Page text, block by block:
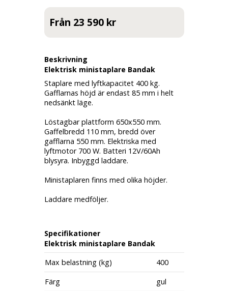
Från 23 590 kr
Beskrivning
Elektrisk ministaplare Bandak
Staplare med lyftkapacitet 400 kg.
Gafflarnas höjd är endast 85 mm i helt
nedsänkt läge.
Löstagbar plattform 650x550 mm.
Gaffelbredd 110 mm, bredd över
gafflarna 550 mm. Elektriska med
lyftmotor 700 W. Batteri 12V/60Ah
blysyra. Inbyggd laddare.
Ministaplaren finns med olika höjder.
Laddare medföljer.
Specifikationer
Elektrisk ministaplare Bandak
Max belastning (kg)
400
Färg
gul